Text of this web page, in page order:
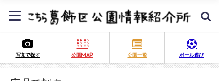
写真で探す 公園MAP 公園一覧 ボール遊び